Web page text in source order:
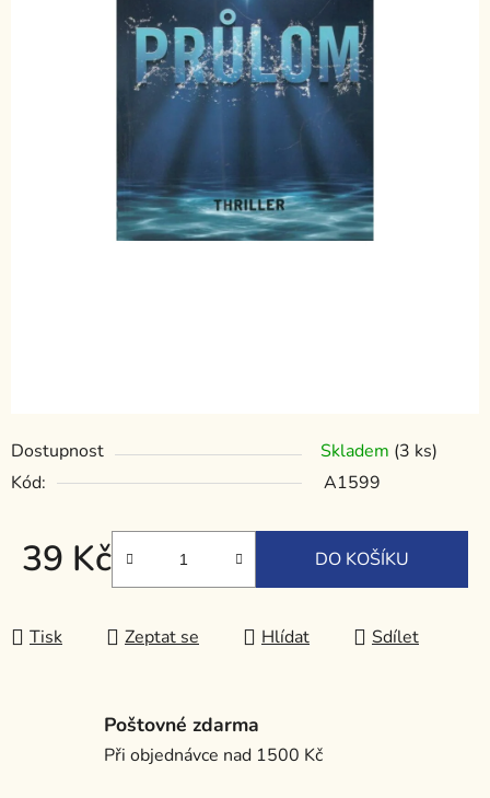
Dostupnost Skladem (3 ks)
Kód:
A1599
39 Kč
Měrná cena:
DO KOŠÍKU
Tisk Zeptat se Hlídat Sdílet
Poštovné zdarma
Při objednávce nad 1500 Kč